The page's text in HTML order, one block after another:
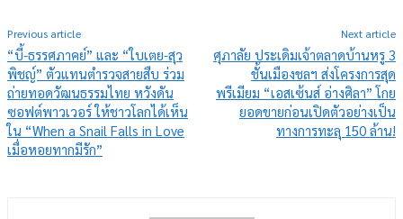
Previous article
“บี้-ธรรศภาคย์” และ “ใบเตย-สุว
พิชญ์” ตัวแทนตำรวจสายสืบ ร่วม
ถ่ายทอดวัฒนธรรมไทย หวังดัน
ซอฟต์พาวเวอร์ ให้ชาวโลกได้เห็น
ใน “When a Snail Falls in Love
เมื่อหอยทากมีรัก”
Next article
ศุภาลัย ประเดิมเจ้าตลาดบ้านหรู 3
ชั้นเมืองชลฯ ส่งโครงการสุด
พรีเมียม “เอสเซ้นส์ อ่างศิลา” โกย
ยอดขายก่อนเปิดตัวอย่างเป็น
ทางการทะลุ 150 ล้าน!